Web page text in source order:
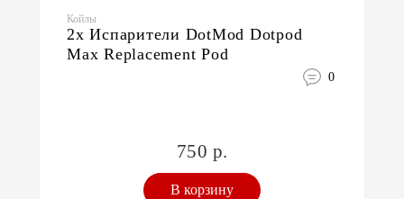
Койлы
2x Испарители DotMod Dotpod
Max Replacement Pod
0
750 р.
В корзину